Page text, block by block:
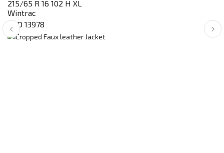
215/65 R 16 102 H XL
Wintrac
RSD 13978